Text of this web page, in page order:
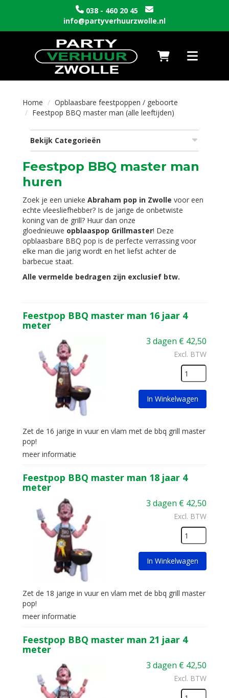
038 - 460 20 45
info@partyverhuurzwolle.nl
Naar winkelwagen
Toggle
Home
Opblaasbare feestpoppen / geboorte
Feestpop BBQ master man (alle leeftijden)
Bekijk Categorieën
Feestpop BBQ master man
huren
Zoek je een unieke Abraham pop in Zwolle voor een
echte vleesliefhebber? Is de jarige de onbetwiste
koning van de grill? Huur dan onze
gloednieuwe opblaaspop Grillmaster! Deze
opblaasbare BBQ pop is de perfecte verrassing voor
elke man die jarig wordt en het liefst achter de
barbecue staat.
Alle vermelde bedragen zijn exclusief btw.
Feestpop BBQ master man 16 jaar 4
meter
3 dagen € 42,50
Excl. BTW
In Winkelwagen
Zet de 16 jarige in vuur en vlam met de bbq grill master
pop!
meer informatie
Feestpop BBQ master man 18 jaar 4
meter
3 dagen € 42,50
Excl. BTW
In Winkelwagen
Zet de 18 jarige in vuur en vlam met de bbq grill master
pop!
meer informatie
Feestpop BBQ master man 21 jaar 4
meter
3 dagen € 42,50
Excl. BTW